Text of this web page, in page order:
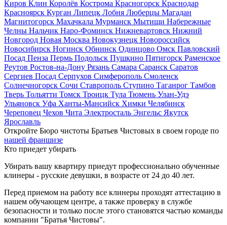
Киров Клин Королёв Кострома Красногорск Краснодар
Красноярск Курган Липецк Лобня Люберцы Магадан
Магнитогорск Махачкала Мурманск Мытищи Набережные
Челны Нальчик Наро-Фоминск Нижневартовск Нижний
Новгород Новая Москва Новокузнецк Новороссийск
Новосибирск Ногинск Обнинск Одинцово Омск Павловский
Посад Пенза Пермь Подольск Пушкино Пятигорск Раменское
Реутов Ростов-на-Дону Рязань Самара Саранск Саратов
Сергиев Посад Серпухов Симферополь Смоленск
Солнечногорск Сочи Ставрополь Ступино Таганрог Тамбов
Тверь Тольятти Томск Троицк Тула Тюмень Улан-Удэ
Ульяновск Уфа Ханты-Мансийск Химки Челябинск
Череповец Чехов Чита Электросталь Энгельс Якутск
Ярославль
Откройте Бюро чистоты Братьев Чистовых в своем городе по
нашей франшизе
Кто приедет убирать
Убирать вашу квартиру приедут профессионально обученные
клинеры - русские девушки, в возрасте от 24 до 40 лет.
Перед приемом на работу все клинеры проходят аттестацию в
нашем обучающем центре, а также проверку в службе
безопасности и только после этого становятся частью команды
компании "Братья Чистовы".